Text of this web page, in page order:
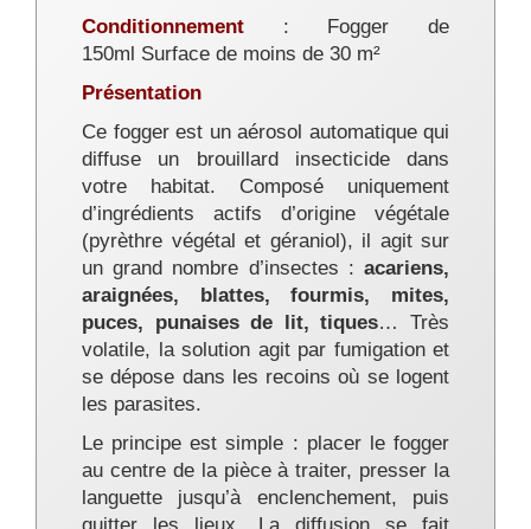
Conditionnement : Fogger de
150ml Surface de moins de 30 m²
Présentation
Ce fogger est un aérosol automatique qui
diffuse un brouillard insecticide dans
votre habitat. Composé uniquement
d’ingrédients actifs d’origine végétale
(pyrèthre végétal et géraniol), il agit sur
un grand nombre d’insectes : acariens,
araignées, blattes, fourmis, mites,
puces, punaises de lit, tiques… Très
volatile, la solution agit par fumigation et
se dépose dans les recoins où se logent
les parasites.
Le principe est simple : placer le fogger
au centre de la pièce à traiter, presser la
languette jusqu’à enclenchement, puis